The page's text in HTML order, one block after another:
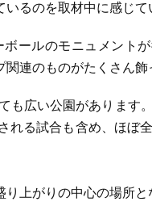
るのを取材中に感じて
ールのモニュメント
連のものがたくさん飾
も広い公園があります
れる試合も含め、ほぼ
上がりの中心の場所と